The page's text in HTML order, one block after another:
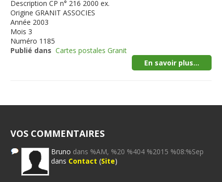
Description CP n° 216 2000 ex.
Origine GRANIT ASSOCIES
Année 2003
Mois 3
Numéro 1185
Publié dans Cartes postales Granit
En savoir plus...
VOS COMMENTAIRES
Bruno dans %AM, %20 %404 %2015 %08:%Sep
dans Contact (Site)